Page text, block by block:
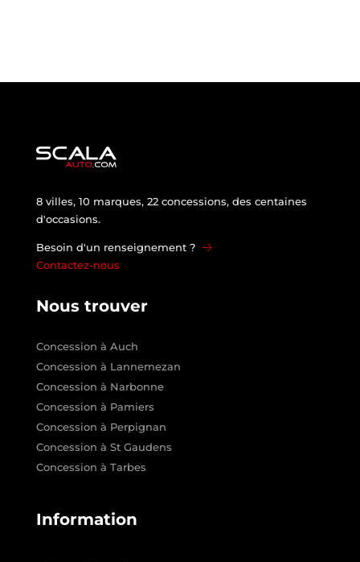
8 villes, 10 marques, 22 concessions, des centaines
d'occasions.
Besoin d'un renseignement ?
Contactez-nous
Nous trouver
Concession à Auch
Concession à Lannemezan
Concession à Narbonne
Concession à Pamiers
Concession à Perpignan
Concession à St Gaudens
Concession à Tarbes
Information